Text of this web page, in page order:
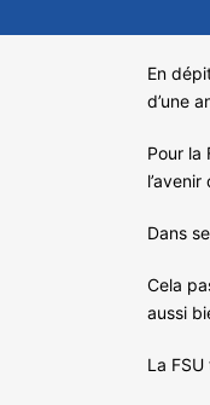
En
d’une
Pour la
Dans
Cela
aussi
La